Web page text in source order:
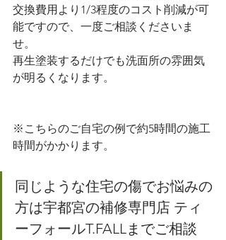
交換費用より1/3程度のコスト削減が可
能ですので、一度ご相談くださいま
せ。
再生塗装するだけでも洗面所の雰囲気
が明るくなります。
※こちらのご自宅の例で約5時間の施工
時間がかかります。
同じような住宅の傷でお悩みの
方は宇都宮の補修専門店 ティ
ーフォールT.FALLまでご相談